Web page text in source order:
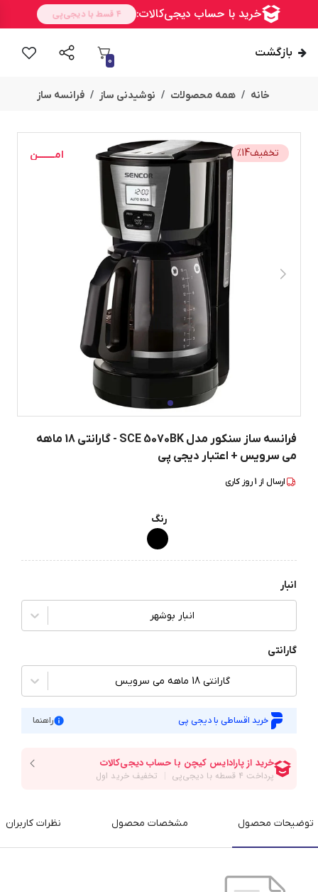
بازگشت
0
خانه همه محصولات نوشیدنی ساز فرانسه ساز
امــــــــن تخفیف %14
فرانسه ساز سنکور مدل SCE 5070BK - گارانتی 18 ماهه
می سرویس + اعتبار دیجی پی
ارسال از 1روز کاری
رنگ
انبار
انبار بوشهر
گارانتی
گارانتی 18 ماهه می سرویس
خرید اقساطی با دیجی پی راهنما
توضیحات محصول مشخصات محصول نظرات کاربران